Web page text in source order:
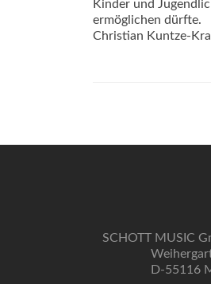
Kinder und
ermöglichen dürfte.
Christian Kuntze-
SCHOTT MUSIC
D-55116